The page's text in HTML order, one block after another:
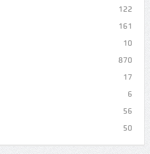
122
161
10
870
17
6
56
50